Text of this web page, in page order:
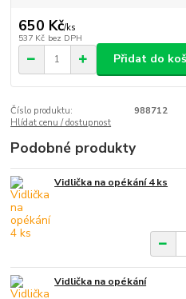
650 Kč/ks
537 Kč bez DPH
Přidat do
Číslo produktu:
988712
Hlídat cenu / dostupnost
Podobné produkty
Vidlička na opékání 4 ks
Vidlička na opékání